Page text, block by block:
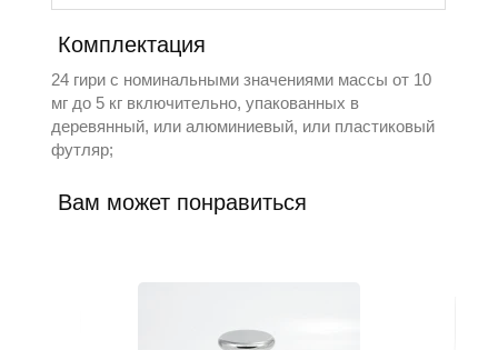
Комплектация
24 гири с номинальными значениями массы от 10
мг до 5 кг включительно, упакованных в
деревянный, или алюминиевый, или пластиковый
футляр;
Вам может понравиться